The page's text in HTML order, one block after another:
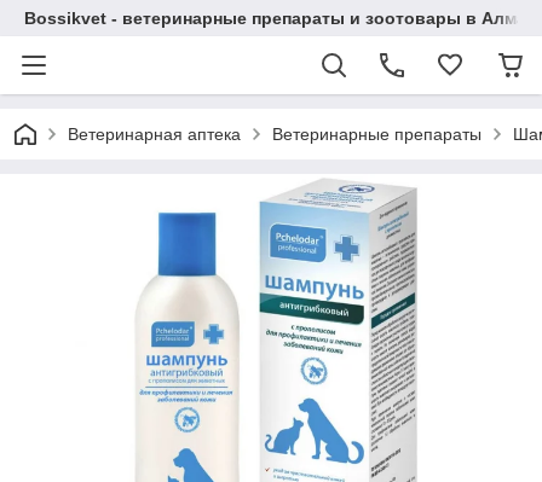
Bossikvet - ветеринарные препараты и зоотовары в
Ветеринарная аптека Ветеринарные препараты